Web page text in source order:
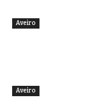
Aveiro
Aveiro